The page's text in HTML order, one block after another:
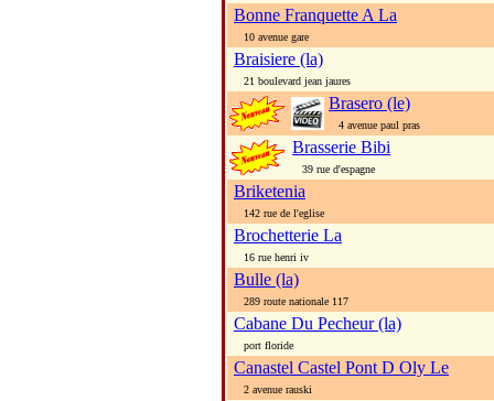
Bonne Franquette A La
10 avenue gare
Braisiere (la)
21 boulevard jean jaures
Brasero (le)
4 avenue paul pras
Brasserie Bibi
39 rue d'espagne
Briketenia
142 rue de l'eglise
Brochetterie La
16 rue henri iv
Bulle (la)
289 route nationale 117
Cabane Du Pecheur (la)
port floride
Canastel Castel Pont D Oly Le
2 avenue rauski